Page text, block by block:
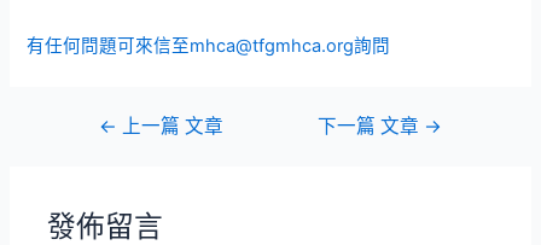
有任何問題可來信至mhca@tfgmhca.org詢問
覽
← 上一篇 文章 下一篇 文章 →
發佈留言